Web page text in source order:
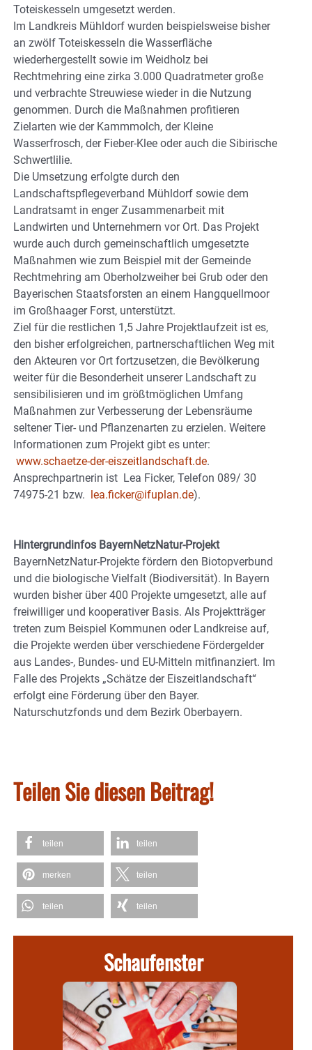
Toteiskesseln umgesetzt werden.
Im Landkreis Mühldorf wurden beispielsweise bisher
an zwölf Toteiskesseln die Wasserfläche
wiederhergestellt sowie im Weidholz bei
Rechtmehring eine zirka 3.000 Quadratmeter große
und verbrachte Streuwiese wieder in die Nutzung
genommen. Durch die Maßnahmen profitieren
Zielarten wie der Kammmolch, der Kleine
Wasserfrosch, der Fieber-Klee oder auch die Sibirische
Schwertlilie.
Die Umsetzung erfolgte durch den
Landschaftspflegeverband Mühldorf sowie dem
Landratsamt in enger Zusammenarbeit mit
Landwirten und Unternehmern vor Ort. Das Projekt
wurde auch durch gemeinschaftlich umgesetzte
Maßnahmen wie zum Beispiel mit der Gemeinde
Rechtmehring am Oberholzweiher bei Grub oder den
Bayerischen Staatsforsten an einem Hangquellmoor
im Großhaager Forst, unterstützt.
Ziel für die restlichen 1,5 Jahre Projektlaufzeit ist es,
den bisher erfolgreichen, partnerschaftlichen Weg mit
den Akteuren vor Ort fortzusetzen, die Bevölkerung
weiter für die Besonderheit unserer Landschaft zu
sensibilisieren und im größtmöglichen Umfang
Maßnahmen zur Verbesserung der Lebensräume
seltener Tier- und Pflanzenarten zu erzielen. Weitere
Informationen zum Projekt gibt es unter:
www.schaetze-der-eiszeitlandschaft.de.
Ansprechpartnerin ist Lea Ficker, Telefon 089/ 30
74975-21 bzw. lea.ficker@ifuplan.de).
Hintergrundinfos BayernNetzNatur-Projekt
BayernNetzNatur-Projekte fördern den Biotopverbund
und die biologische Vielfalt (Biodiversität). In Bayern
wurden bisher über 400 Projekte umgesetzt, alle auf
freiwilliger und kooperativer Basis. Als Projektträger
treten zum Beispiel Kommunen oder Landkreise auf,
die Projekte werden über verschiedene Fördergelder
aus Landes-, Bundes- und EU-Mitteln mitfinanziert. Im
Falle des Projekts „Schätze der Eiszeitlandschaft“
erfolgt eine Förderung über den Bayer.
Naturschutzfonds und dem Bezirk Oberbayern.
Teilen Sie diesen Beitrag!
teilen teilen
merken teilen
teilen teilen
Schaufenster